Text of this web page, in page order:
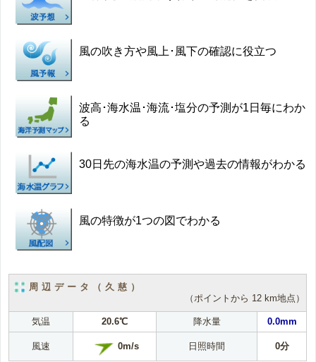
風の吹き方や風上･風下の確認に役立つ
波高･海水温･海流･塩分の予測が1日毎にわか
る
30日先の海水温の予測や過去の情報がわかる
風の特徴が1つの図でわかる
周辺データ（久慈）
（ポイントから 12 km地点）
気温 20.6℃ 降水量 0.0mm
風速 0m/s 日照時間 0分